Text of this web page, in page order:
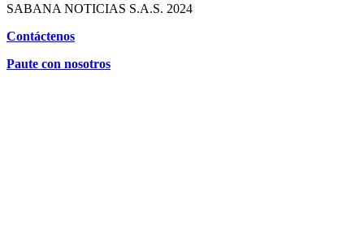
SABANA NOTICIAS S.A.S. 2024
Contáctenos
Paute con nosotros